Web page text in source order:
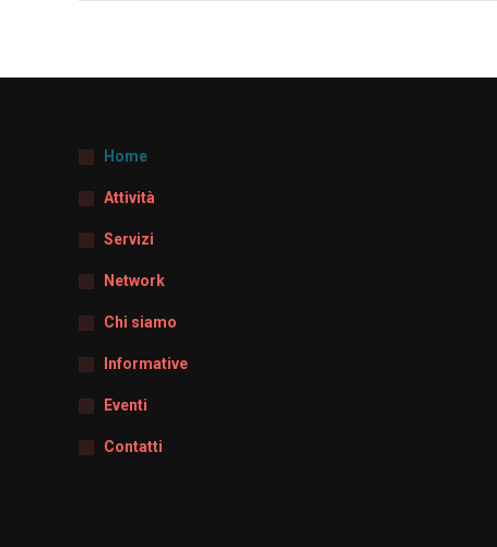
Home
Attività
Servizi
Network
Chi siamo
Informative
Eventi
Contatti